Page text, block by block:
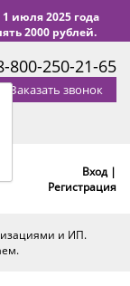
июля 2025 года
2000 рублей.
800-250-21-65
Заказать звонок
Вход |
Регистрация
и ИП.